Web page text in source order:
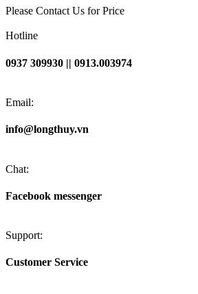
Please Contact Us for Price
Hotline
0937 309930 || 0913.003974
Email:
info@longthuy.vn
Chat:
Facebook messenger
Support:
Customer Service